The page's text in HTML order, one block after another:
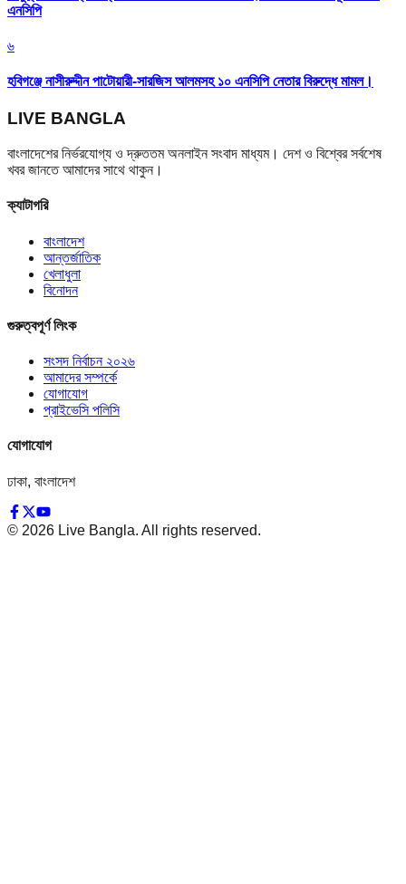
এনসিপি
৬
হবিগঞ্জে নাসীরুদ্দীন পাটোয়ারী-সারজিস আলমসহ ১০ এনসিপি নেতার বিরুদ্ধে মামল।
LIVE BANGLA
বাংলাদেশের নির্ভরযোগ্য ও দ্রুততম অনলাইন সংবাদ মাধ্যম। দেশ ও বিশ্বের সর্বশেষ
খবর জানতে আমাদের সাথে থাকুন।
ক্যাটাগরি
বাংলাদেশ
আন্তর্জাতিক
খেলাধুলা
বিনোদন
গুরুত্বপূর্ণ লিংক
সংসদ নির্বাচন ২০২৬
আমাদের সম্পর্কে
যোগাযোগ
প্রাইভেসি পলিসি
যোগাযোগ
ঢাকা, বাংলাদেশ
© 2026 Live Bangla. All rights reserved.